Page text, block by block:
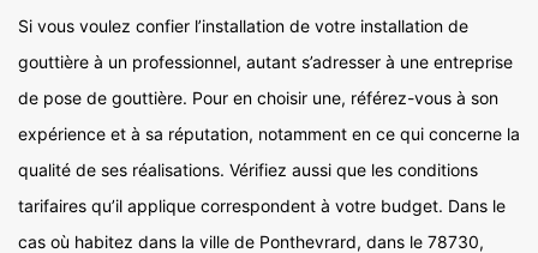
Si vous voulez confier l’installation de votre installation de
gouttière à un professionnel, autant s’adresser à une entreprise
de pose de gouttière. Pour en choisir une, référez-vous à son
expérience et à sa réputation, notamment en ce qui concerne la
qualité de ses réalisations. Vérifiez aussi que les conditions
tarifaires qu’il applique correspondent à votre budget. Dans le
cas où habitez dans la ville de Ponthevrard, dans le 78730,